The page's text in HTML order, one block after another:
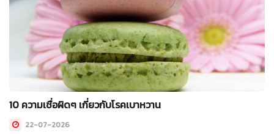
10 ความเชื่อผิดๆ เกี่ยวกับโรคเบาหวาน
22-07-2026